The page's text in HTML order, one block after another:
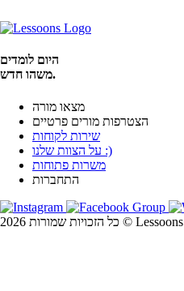
היום לומדים
משהו חדש.
מצאו מורה
הצטרפות מורים פרטיים
שירות לקוחות
על הצוות שלנו :)
משרות פתוחות
התחברות
כל הזכויות שמורות 2026 © Lessoons